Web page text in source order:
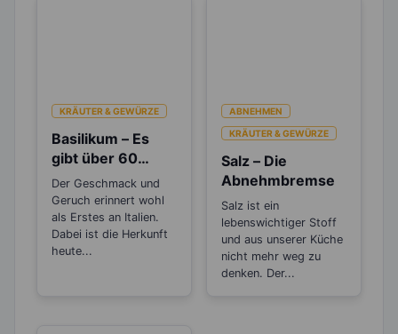
KRÄUTER & GEWÜRZE
Basilikum – Es
gibt über 60
verschiedene
Arten
Der Geschmack und
Geruch erinnert wohl
als Erstes an Italien.
Dabei ist die Herkunft
heute...
ABNEHMEN
KRÄUTER & GEWÜRZE
Salz – Die
Abnehmbremse
Salz ist ein
lebenswichtiger Stoff
und aus unserer Küche
nicht mehr weg zu
denken. Der...